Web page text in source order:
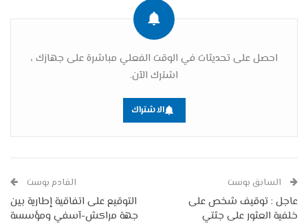
احصل على تحديثات في الوقت الفعلي مباشرة على جهازك ،
اشترك الآن.
الاشتراك
السابق بوست
عاجل : توقيف شخص على
خلفية العثور على جثتي
القادم بوست
التوقيع على اتفاقية إطارية بين
جهة مراكش-آسفي ومؤسسة